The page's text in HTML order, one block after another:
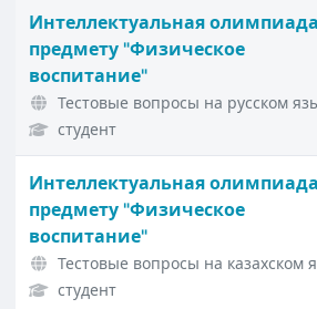
Интеллектуальная
предмету "Физическое
воспитание"
Тестовые вопросы на русском
студент
Интеллектуальная
предмету "Физическое
воспитание"
Тестовые вопросы на казахском
студент